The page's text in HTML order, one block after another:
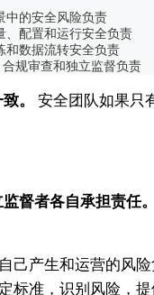
的安全风险负责
配置和运行安全负责
数据流转安全负责
规审查和独立监督负责
。
安全团队如果只
督者各自承担责任。
己产生和运营的风
标准，识别风险，